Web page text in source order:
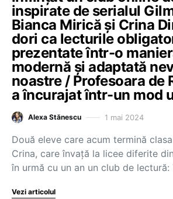
inspirate de serialul
Bianca Mirică și Crina
dori ca lecturile
prezentate într-o
modernă și adaptată
noastre / Profesoara de
a încurajat într-un mod
Alexa Stănescu 1 mai 2024
Două eleve care acum termină
Crina, care învață la licee diferite
în urmă cu un an un club de lectură:
Vezi articolul